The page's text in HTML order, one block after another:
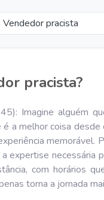
Vendedor pracista
pracista?
Imagine alguém
a melhor coisa
memorável.
expertise necessária
com horários
torna a jornada